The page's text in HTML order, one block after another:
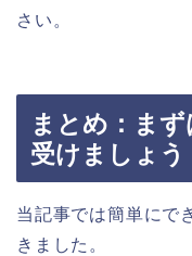
さい。
まとめ：ま
受けましょう
当記事では簡単にで
きました。